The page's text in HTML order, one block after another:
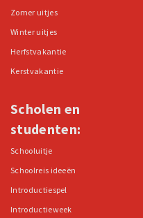
Zomer uitjes
Winter uitjes
Herfstvakantie
Kerstvakantie
Scholen en
studenten:
Schooluitje
Schoolreis ideeën
Introductiespel
Introductieweek